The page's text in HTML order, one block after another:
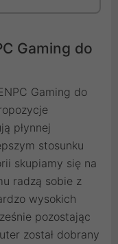
Gaming do
Gaming do
płynnej
stosunku
skupiamy się na
radzą sobie z
wysokich
pozostając
został dobrany